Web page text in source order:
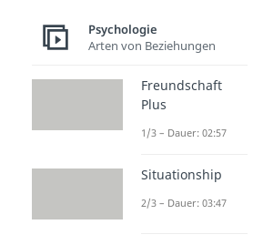
Johari
Fragen
Selektive
Jetzt kennst du
Beispiele für das
zeigt, dass die
Psychologie
Arten von Beziehungen
Freundschaft
Plus
1/3 – Dauer: 02:57
Situationship
2/3 – Dauer: 03:47